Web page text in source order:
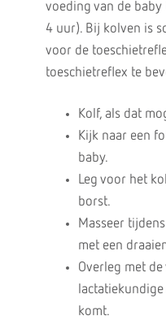
voeding van de
4 uur). Bij kolven is
voor de
toeschietreflex te
Kolf, als dat
Kijk naar een
baby.
Leg voor het
borst.
Masseer
met een
Overleg met
komt.